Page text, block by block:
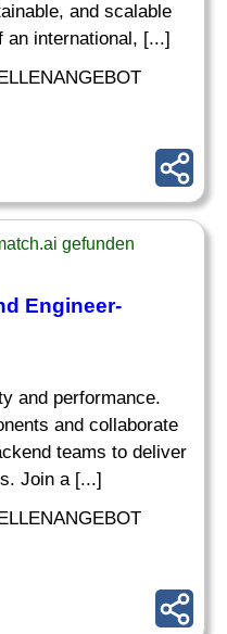
and scalable
an international, [...]
gefunden
Engineer-
and performance.
and collaborate
teams to deliver
Join a [...]